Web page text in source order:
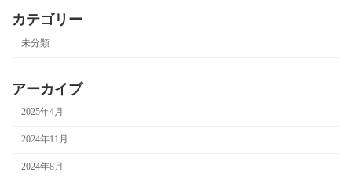
カテゴリー
未分類
アーカイブ
2025年4月
2024年11月
2024年8月